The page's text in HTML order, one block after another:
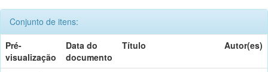
Conjunto de itens:
Pré-
visualização
Data do
documento
Título Autor(es)